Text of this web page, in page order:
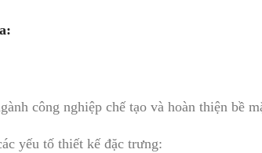
công nghiệp chế tạo và hoàn thiện bề
yếu tố thiết kế đặc trưng: